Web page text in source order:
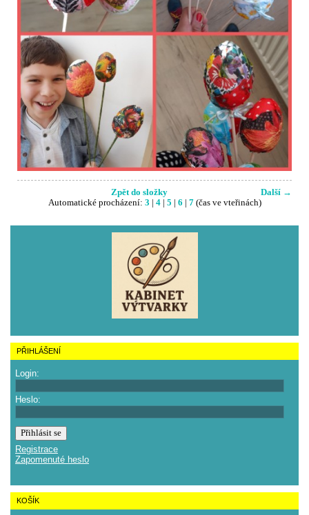
Další →
Zpět do složky
Automatické procházení: 3 4| 5 6 7(čas ve vteřinách)
PŘIHLÁŠENÍ
Login:
Heslo:
Registrace
Zapomenuté heslo
KOŠÍK